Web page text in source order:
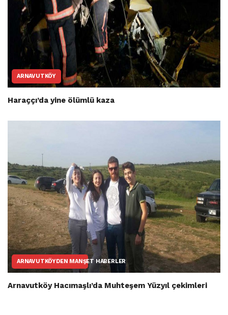
ARNAVUTKÖY
Haraççı’da yine ölümlü kaza
ARNAVUTKÖYDEN MANŞET HABERLER
Arnavutköy Hacımaşlı’da Muhteşem Yüzyıl çekimleri